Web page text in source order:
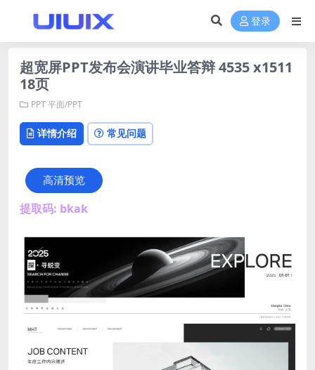
登录
超宽屏PPT发布会演讲毕业答辩 4535 x1511
18页
PPT平面/PPT
详情介绍 常见问题
高清预览
提取码: bkak